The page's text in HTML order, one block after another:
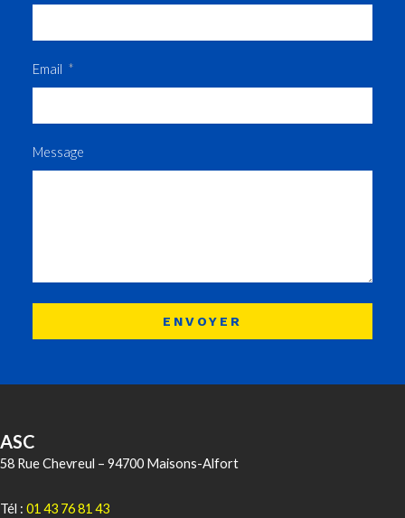
Email
Message
ENVOYER
ASC
58 Rue Chevreul – 94700 Maisons-Alfort
Tél : 01 43 76 81 43